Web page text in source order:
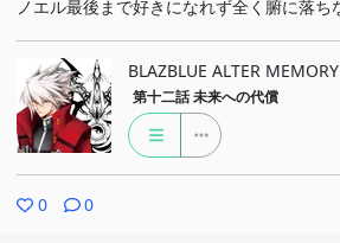
ノエル最後まで好きになれず全く腑に落ち
BLAZBLUE ALTER MEMORY
第十二話 未来への代償
0 0